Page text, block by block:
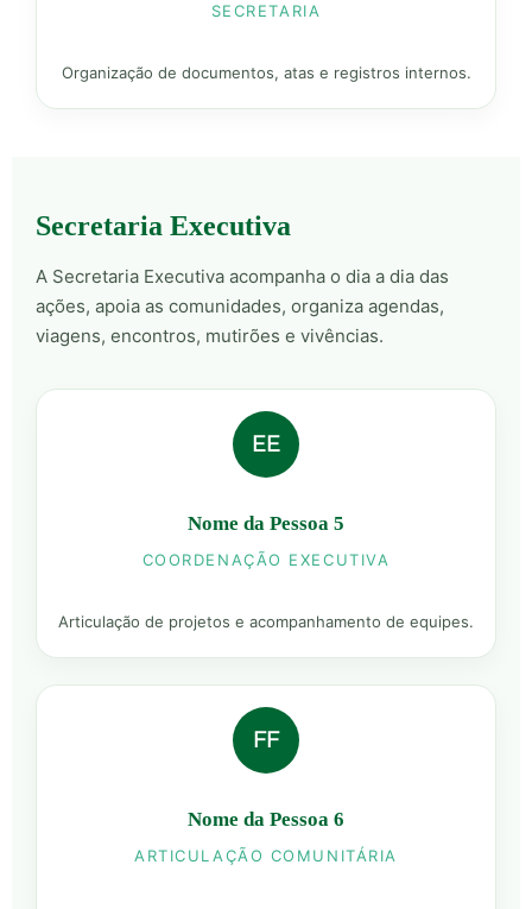
SECRETARIA
Organização de documentos, atas e registros internos.
Secretaria Executiva
A Secretaria Executiva acompanha o dia a dia das
ações, apoia as comunidades, organiza agendas,
viagens, encontros, mutirões e vivências.
EE
Nome da Pessoa 5
COORDENAÇÃO EXECUTIVA
Articulação de projetos e acompanhamento de equipes.
FF
Nome da Pessoa 6
ARTICULAÇÃO COMUNITÁRIA